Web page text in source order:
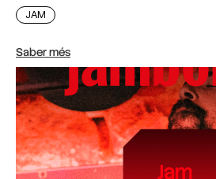
JAM
Saber més